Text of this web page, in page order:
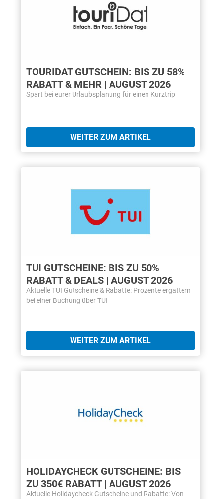
TOURIDAT GUTSCHEIN: BIS ZU 58%
RABATT & MEHR | AUGUST 2026
Spart bei eurer Urlaubsplanung für einen Kurztrip
WEITER ZUM ARTIKEL
TUI GUTSCHEINE: BIS ZU 50%
RABATT & DEALS | AUGUST 2026
Aktuelle TUI Gutscheine & Rabatte: Prozente ergattern
bei einer Buchung über TUI
WEITER ZUM ARTIKEL
HOLIDAYCHECK GUTSCHEINE: BIS
ZU 350€ RABATT | AUGUST 2026
Aktuelle Holidaycheck Gutscheine und Rabatte: Von